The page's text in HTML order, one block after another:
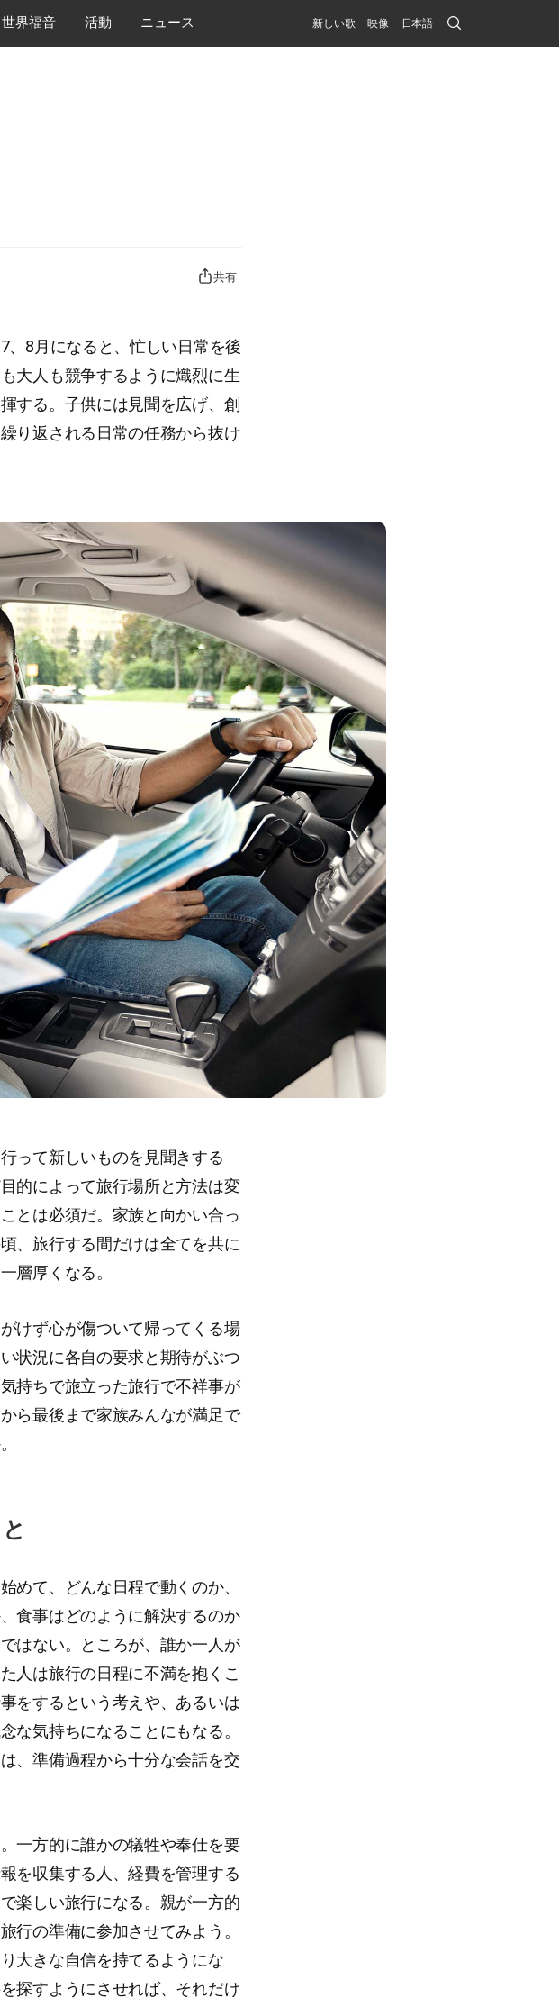
世界福音 活動 ニュース 新しい歌 映像 日本語 Search
Submit
共有
、8月になると、忙しい日常を後
大人も競争するように熾烈に生
する。子供には見聞を広げ、創
り返される日常の任務から抜け
って新しいものを見聞きする
的によって旅行場所と方法は変
とは必須だ。家族と向かい合っ
、旅行する間だけは全てを共に
層厚くなる。
けず心が傷ついて帰ってくる場
状況に各自の要求と期待がぶつ
持ちで旅立った旅行で不祥事が
ら最後まで家族みんなが満足で
めて、どんな日程で動くのか、
食事はどのように解決するのか
はない。ところが、誰か一人が
人は旅行の日程に不満を抱くこ
をするという考えや、あるいは
な気持ちになることにもなる。
、準備過程から十分な会話を交
一方的に誰かの犠牲や奉仕を要
を収集する人、経費を管理する
楽しい旅行になる。親が一方的
行の準備に参加させてみよう。
大きな自信を持てるようにな
探すようにさせれば、それだけ